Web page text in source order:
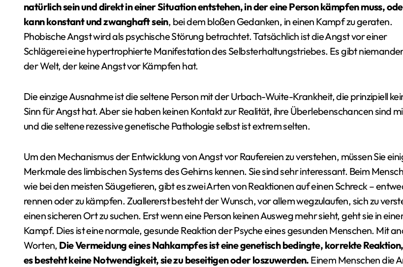
natürlich sein und direkt in einer Situation entstehen, in der eine Person kämpfen muss,
kann konstant und zwanghaft sein, bei dem bloßen Gedanken, in einen Kampf zu geraten.
Phobische Angst wird als psychische Störung betrachtet. Tatsächlich ist die Angst vor einer
Schlägerei eine hypertrophierte Manifestation des Selbsterhaltungstriebes. Es gibt
der Welt, der keine Angst vor Kämpfen hat.
Die einzige Ausnahme ist die seltene Person mit der Urbach-Wuite-Krankheit, die prinzipiell
Sinn für Angst hat. Aber sie haben keinen Kontakt zur Realität, ihre Überlebenschancen sind
und die seltene rezessive genetische Pathologie selbst ist extrem selten.
Um den Mechanismus der Entwicklung von Angst vor Raufereien zu verstehen, müssen Sie
Merkmale des limbischen Systems des Gehirns kennen. Sie sind sehr interessant. Beim
wie bei den meisten Säugetieren, gibt es zwei Arten von Reaktionen auf einen Schreck –
rennen oder zu kämpfen. Zuallererst besteht der Wunsch, vor allem wegzulaufen, sich zu
einen sicheren Ort zu suchen. Erst wenn eine Person keinen Ausweg mehr sieht, geht sie in
Kampf. Dies ist eine normale, gesunde Reaktion der Psyche eines gesunden Menschen. Mit
Worten, Die Vermeidung eines Nahkampfes ist eine genetisch bedingte, korrekte
es besteht keine Notwendigkeit, sie zu beseitigen oder loszuwerden. Einem Menschen die